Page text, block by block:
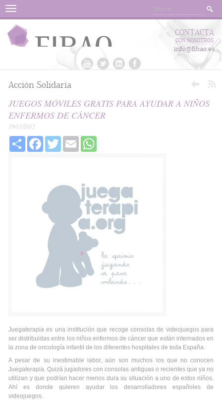
Menu
CONTACTA
CON NOSOTROS
info@fibao.es
Acción Solidaria
JUEGOS MÓVILES GRATIS PARA AYUDAR A NIÑOS
ENFERMOS DE CÁNCER
19/11/2012
Share FacebookTwitter Email
Juegaterapia es una institución que recoge consolas de videojuegos para
ser distribuidas entre los niños enfermos de cáncer que están internados en
la zona de oncología infantil de los diferentes hospitales de toda España.
A pesar de su inestimable labor, aún son muchos los que no conocen
Juegaterapia. Quizá jugadores con consolas antiguas o recientes que ya no
utilizan y que podrían hacer menos dura su situación a uno de estos niños.
Ahí es donde quieren ayudar los desarrolladores españoles de
videojuegos.